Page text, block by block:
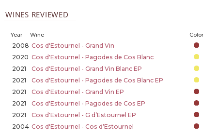
WINES REVIEWED
Year Wine Color
2008 Cos d'Estournel - Grand Vin
2020 Cos d'Estournel - Pagodes de Cos Blanc
2021
Cos d'Estournel - Grand Vin Blanc EP
2021
Cos d'Estournel - Pagodes de Cos Blanc EP
2021
Cos d'Estournel - Grand Vin EP
2021
Cos d'Estournel - Pagodes de Cos EP
2021
Cos d'Estournel - G d’Estournel EP
2004 Cos d'Estournel - Cos d’Estournel